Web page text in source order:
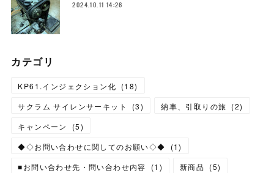
2024.10.11 14:26
カテゴリ
KP61.インジェクション化 (18)
サクラム サイレンサーキット
(3) 納車、引取りの旅 (2)
キャンペーン
(5)
◆◇お問い合わせに関してのお願い◇◆
(1)
■お問い合わせ先・問い合わせ内容
(1 ) 新商品 (5)